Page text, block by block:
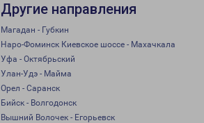
Другие направления
Магадан - Губкин
Наро-Фоминск Киевское шоссе - Махачкала
Уфа - Октябрьский
Улан-Удэ - Майма
Орел - Саранск
Бийск - Волгодонск
Вышний Волочек - Егорьевск